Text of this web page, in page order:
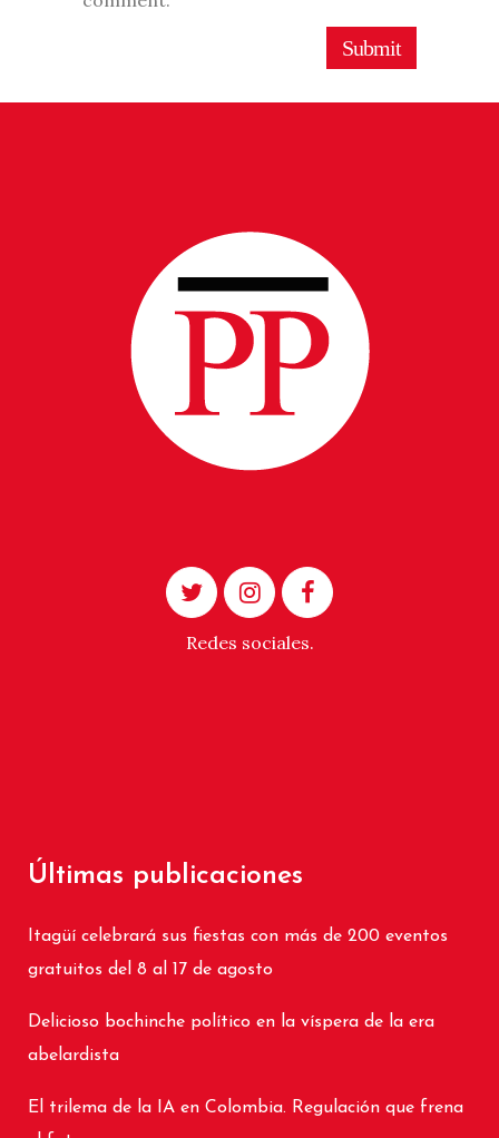
Redes sociales.
Últimas publicaciones
Itagüí celebrará sus fiestas con más de 200 eventos
gratuitos del 8 al 17 de agosto
Delicioso bochinche político en la víspera de la era
abelardista
El trilema de la IA en Colombia. Regulación que frena